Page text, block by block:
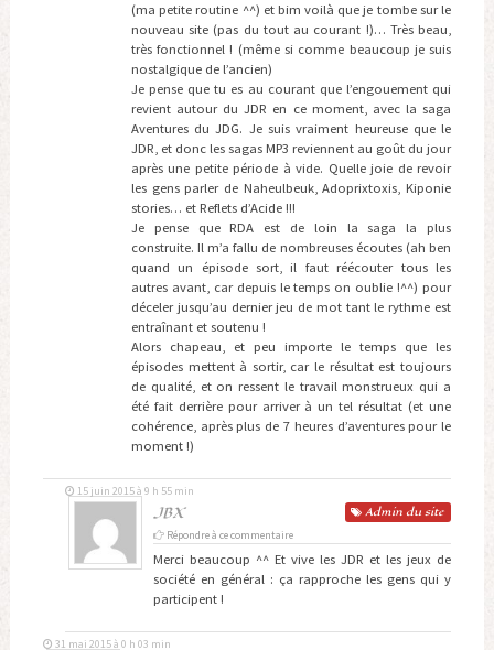
(ma petite routine ^^) et bim voilà que je tombe sur le
nouveau site (pas du tout au courant !)… Très beau,
très fonctionnel ! (même si comme beaucoup je suis
nostalgique de l’ancien)
Je pense que tu es au courant que l’engouement qui
revient autour du JDR en ce moment, avec la saga
Aventures du JDG. Je suis vraiment heureuse que le
JDR, et donc les sagas MP3 reviennent au goût du jour
après une petite période à vide. Quelle joie de revoir
les gens parler de Naheulbeuk, Adoprixtoxis, Kiponie
stories… et Reflets d’Acide !!!
Je pense que RDA est de loin la saga la plus
construite. Il m’a fallu de nombreuses écoutes (ah ben
quand un épisode sort, il faut réécouter tous les
autres avant, car depuis le temps on oublie !^^) pour
déceler jusqu’au dernier jeu de mot tant le rythme est
entraînant et soutenu !
Alors chapeau, et peu importe le temps que les
épisodes mettent à sortir, car le résultat est toujours
de qualité, et on ressent le travail monstrueux qui a
été fait derrière pour arriver à un tel résultat (et une
cohérence, après plus de 7 heures d’aventures pour le
moment !)
JBX Admin du site
15 juin 2015 à 9 h 55 min
Répondre à ce commentaire
Merci beaucoup ^^ Et vive les JDR et les jeux de
société en général : ça rapproche les gens qui y
participent !
31 mai 2015 à 0 h 03 min